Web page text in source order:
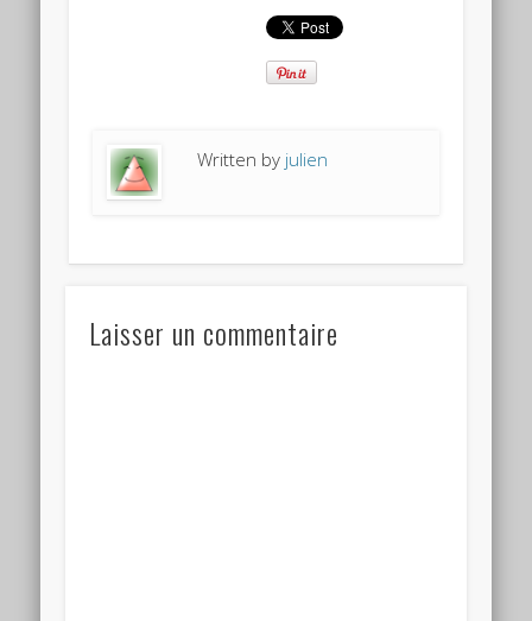
Written by julien
Laisser un commentaire